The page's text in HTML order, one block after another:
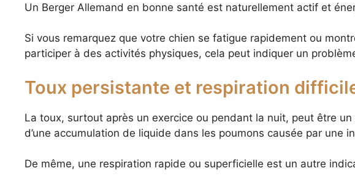
Un Berger Allemand en bonne santé est naturellement actif et
Si vous remarquez que votre chien se fatigue rapidement ou
participer à des activités physiques, cela peut indiquer un
Toux persistante et respiration
La toux, surtout après un exercice ou pendant la nuit, peut être un
d’une accumulation de liquide dans les poumons causée par une
De même, une respiration rapide ou superficielle est un autre